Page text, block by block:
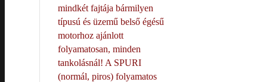
mindkét fajtája bármilyen
típusú és üzemű belső égésű
motorhoz ajánlott
folyamatosan, minden
tankolásnál! A SPURI
(normál, piros) folyamatos